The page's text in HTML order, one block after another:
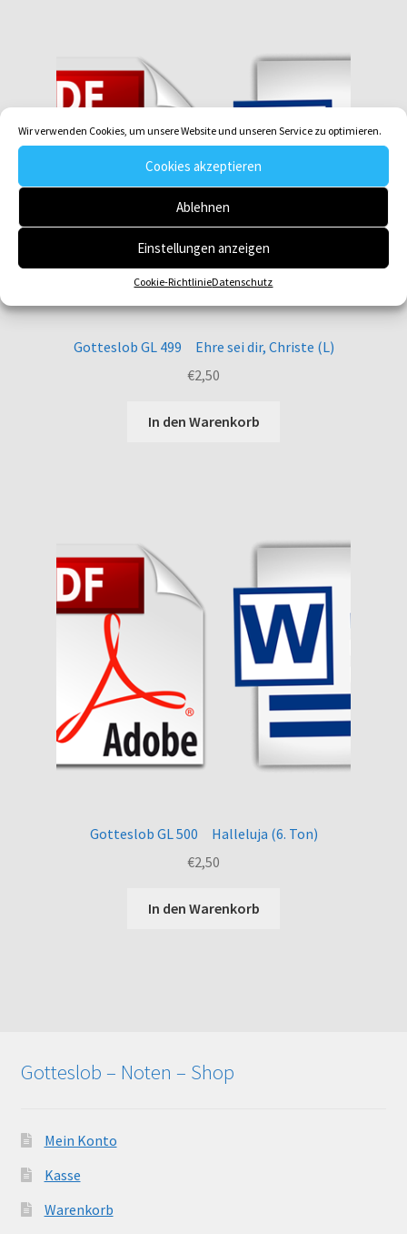
Wir verwenden Cookies, um unsere Website und unseren Service zu optimieren.
Cookies akzeptieren
Ablehnen
Einstellungen anzeigen
Cookie-RichtlinieDatenschutz
Gotteslob GL 499 Ehre sei dir, Christe (L)
€2,50
In den Warenkorb
Gotteslob GL 500 Halleluja (6. Ton)
€2,50
In den Warenkorb
Gotteslob – Noten – Shop
Mein Konto
Kasse
Warenkorb